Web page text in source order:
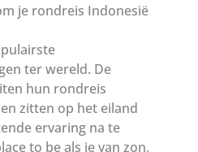
je rondreis Indonesië
ter wereld. De
hun rondreis
zitten op het eiland
ervaring na te
to be als je van zon,